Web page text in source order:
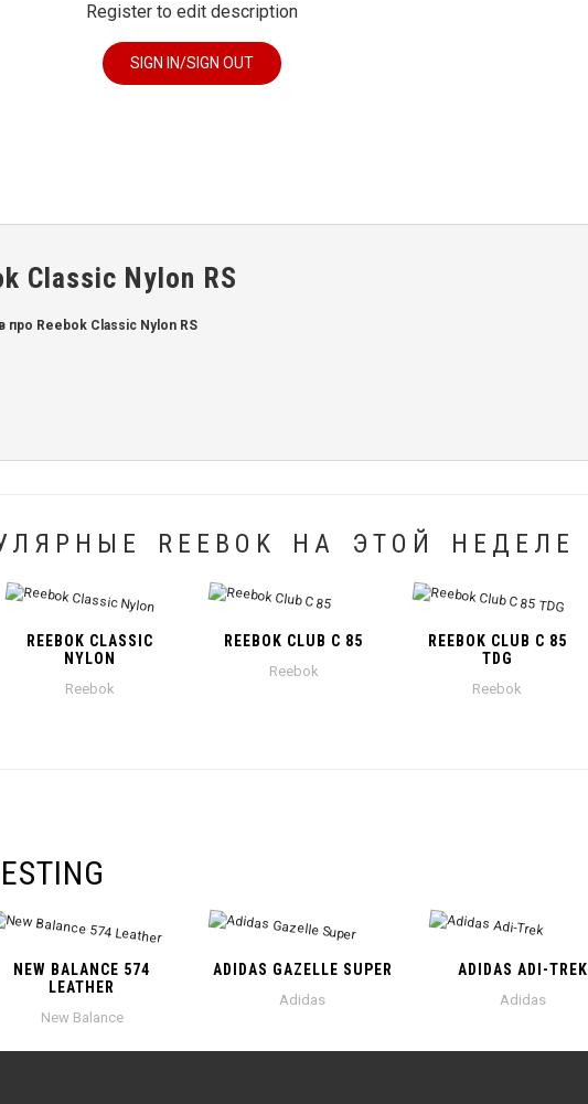
Register to edit description
SIGN IN/SIGN OUT
Classic Nylon RS
про Reebok Classic Nylon RS
REEBOK НА ЭТОЙ НЕДЕЛЕ
REEBOK CLASSIC
NYLON
Reebok
REEBOK CLUB C 85
Reebok
REEBOK CLUB C 85
TDG
Reebok
NEW BALANCE 574
LEATHER
New Balance
ADIDAS GAZELLE SUPER
Adidas
ADIDAS ADI-TREK
Adidas